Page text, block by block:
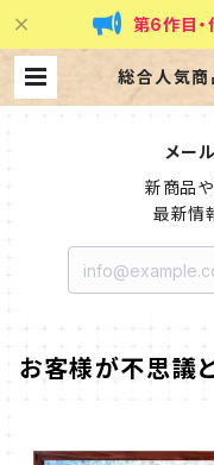
第6作目・
総合人気
メー
新商品
最新情
お客様が不思議